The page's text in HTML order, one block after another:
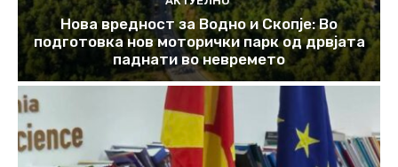
Нова вредност за Водно и Скопје: Во
подготовка нов моторички парк од дрвјата
паднати во невремето